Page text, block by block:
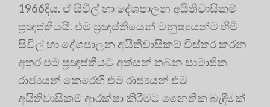
1966දීය. ඒ සිවිල් හා දේශපාලන අයිතිවාසිකම්
ප‍්‍රඥප්තියයි. එම ප‍්‍රඥප්තියෙන් මනුෂ්‍යයන්ට හිමි
සිවිල් හා දේශපාලන අයිතිවාසිකම් විස්තර කරන
අතර එම ප‍්‍රඥප්තියට අත්සන් තබන සාමාජික
රාජ්‍යයන් කෙරෙහි එම රාජ්‍යයන් එම
අයිිතිවාසිකම් ආරක්ෂා කිරීමට නෛතික බැඳීමක්